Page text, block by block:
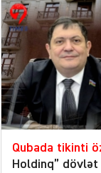
Qubada tikinti
Holdinq” dövlət